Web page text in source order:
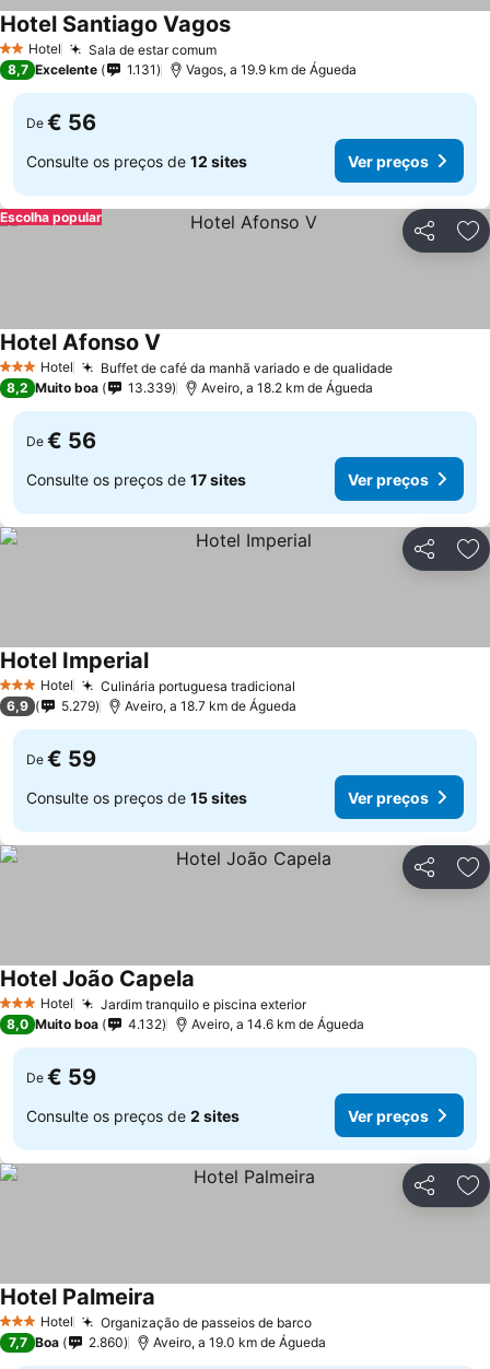
2 Estrelas
Hotel Sala de estar comum
Hotel Santiago Vagos
8,7 Excelente 1.131 Vagos, a 19.9 km de Águeda
De € 56
Consulte os preços de 12 sites Ver preços
Partilhar
Escolha popular
3 EstrelasHotel Buffet de café da manhã variado e de qualidade
Hotel Afonso V
8,2 Muito boa 13.339 Aveiro, a 18.2 km de Águeda
De € 56
Consulte os preços de 17 sites Ver preços
Partilhar
3 EstrelasHotel Culinária portuguesa tradicional
Hotel Imperial
6,9 5.279 Aveiro, a 18.7 km de Águeda
De € 59
Consulte os preços de 15 sites Ver preços
Partilhar
3 EstrelasHotel Jardim tranquilo e piscina exterior
Hotel João Capela
8,0 Muito boa 4.132 Aveiro, a 14.6 km de Águeda
De € 59
Consulte os preços de 2 sites Ver preços
Partilhar
3 EstrelasHotel Organização de passeios de barco
Hotel Palmeira
7,7 Boa 2.860 Aveiro, a 19.0 km de Águeda